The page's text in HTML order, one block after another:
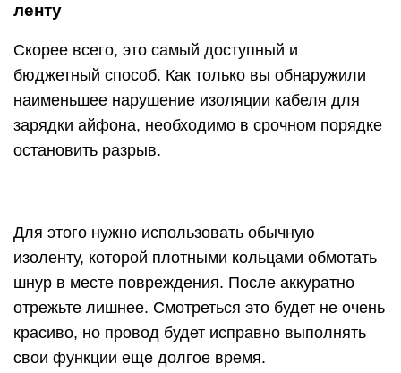
ленту
Скорее всего, это самый доступный и
бюджетный способ. Как только вы обнаружили
наименьшее нарушение изоляции кабеля для
зарядки айфона, необходимо в срочном порядке
остановить разрыв.
Для этого нужно использовать обычную
изоленту, которой плотными кольцами обмотать
шнур в месте повреждения. После аккуратно
отрежьте лишнее. Смотреться это будет не очень
красиво, но провод будет исправно выполнять
свои функции еще долгое время.